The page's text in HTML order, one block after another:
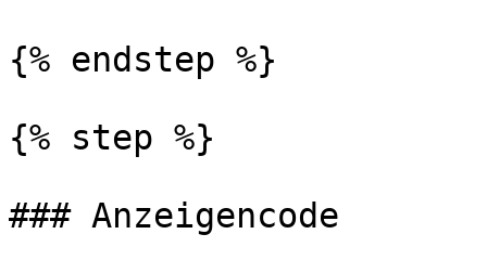
{% endstep %}
{% step %}
### Anzeigencode